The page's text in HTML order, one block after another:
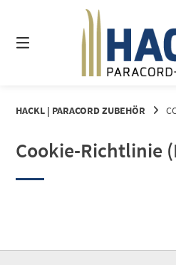
Inhalt
HACKL | PARACORD ZUBEHÖR
Cookie-Richtlinie